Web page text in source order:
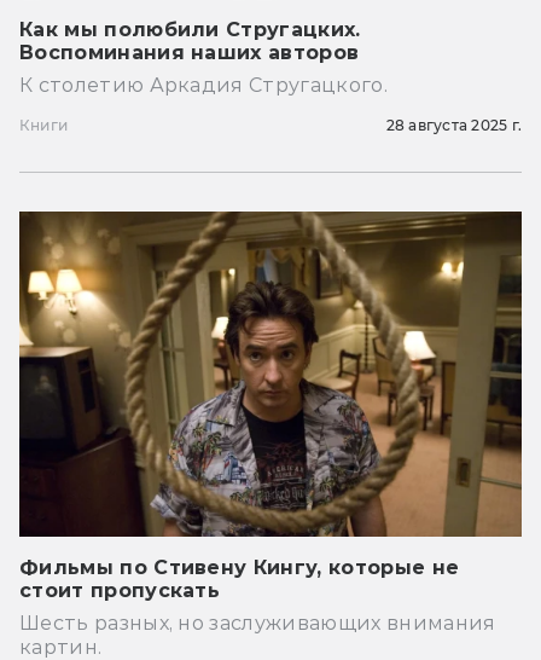
Как мы полюбили Стругацких.
Воспоминания наших авторов
К столетию Аркадия Стругацкого.
Книги 28 августа 2025 г.
Фильмы по Стивену Кингу, которые не
стоит пропускать
Шесть разных, но заслуживающих внимания
картин.